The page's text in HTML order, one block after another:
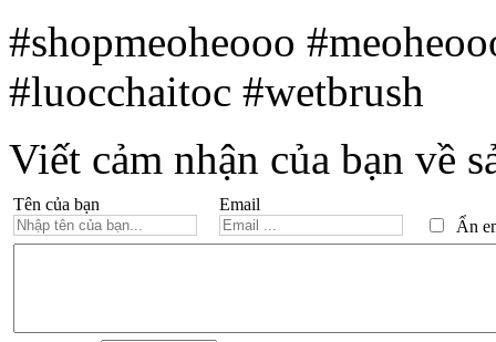
#shopmeoheooo
#luocchaitoc #wetbrush
Viết cảm nhận của bạn về
Tên của bạn
Email
Ẩn